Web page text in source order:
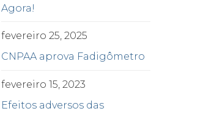
Agora!
fevereiro 25, 2025
CNPAA aprova Fadigômetro
fevereiro 15, 2023
Efeitos adversos das